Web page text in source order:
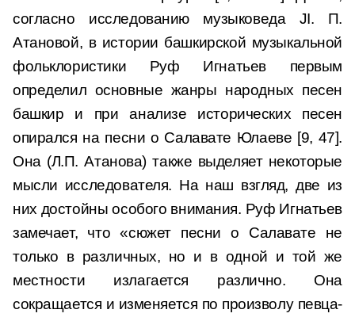
согласно исследованию музыковеда JI. П.
Атановой, в истории башкирской музыкальной
фольклористики Руф Игнатьев первым
определил основные жанры народных песен
башкир и при анализе исторических песен
опирался на песни о Салавате Юлаеве [9, 47].
Она (Л.П. Атанова) также выделяет некоторые
мысли исследователя. На наш взгляд, две из
них достойны особого внимания. Руф Игнатьев
замечает, что «сюжет песни о Салавате не
только в различных, но и в одной и той же
местности излагается различно. Она
сокращается и изменяется по произволу певца-